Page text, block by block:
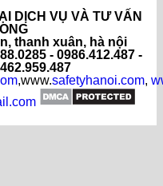
DỊCH VỤ VÀ TƯ VẤN
thanh xuân, hà nội
- 0986.412.487 -
,www.safetyhanoi.com,